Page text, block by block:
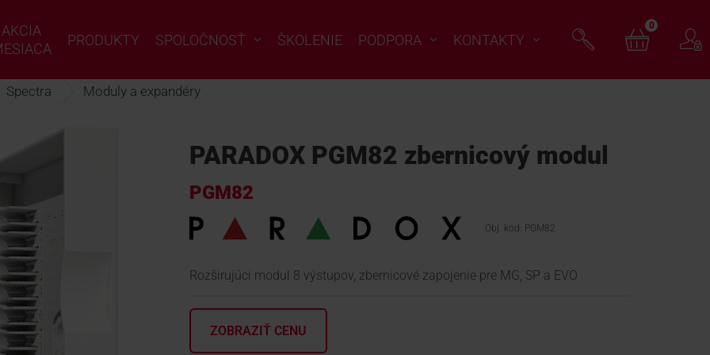
AKCIA
PRODUKTY SPOLOČNOSŤ ŠKOLENIE PODPORA KONTAKTY
0
Spectra Moduly a expandéry
PARADOX PGM82 zbernicový modul
PGM82
Obj. kód: PGM82
Rozširujúci modul 8 výstupov, zbernicové zapojenie pre MG, SP a EVO
ZOBRAZIŤ CENU